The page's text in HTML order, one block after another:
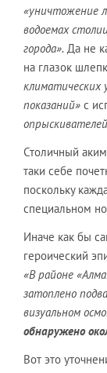
«уничтожение
водоемах
города». Да не
на глазок
климатических
показаний» с
Столичный
таки себе
поскольку
специальном
Иначе как бы
героический
«В районе
затоплено
визуальном
обнаружено
Вот это